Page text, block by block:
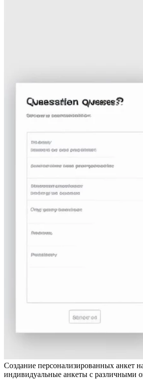
Создание персонализированных анкет
индивидуальные анкеты с различными